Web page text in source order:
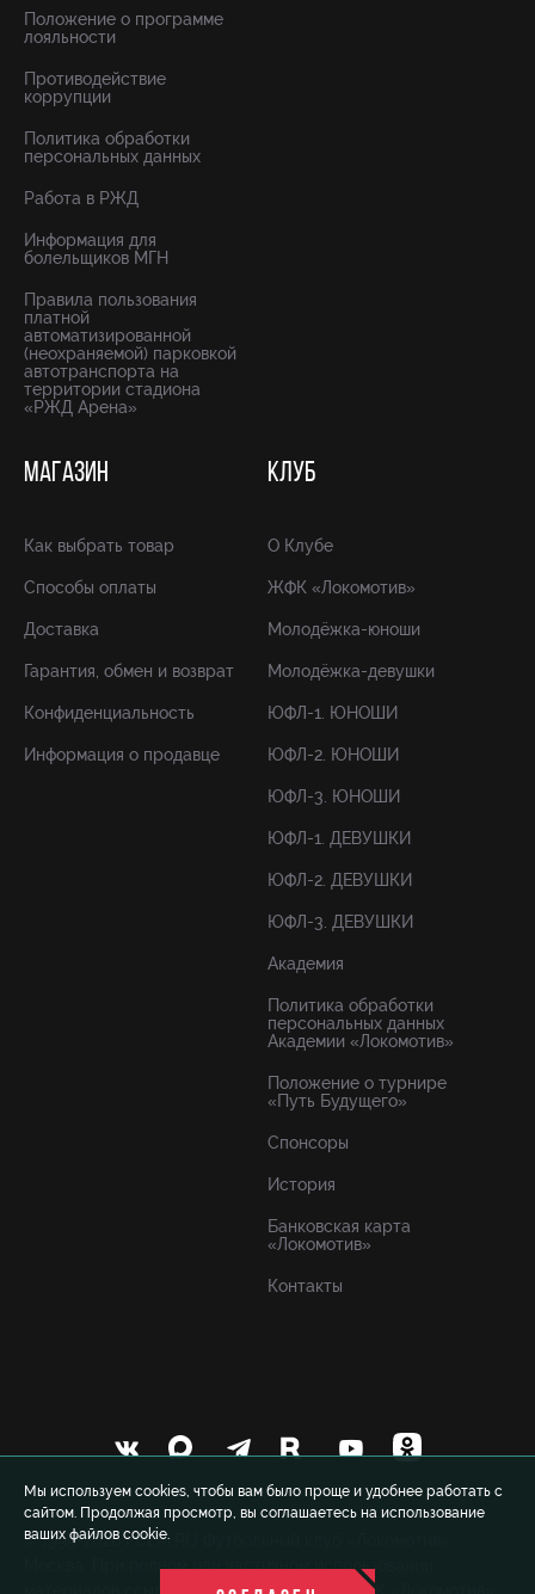
Мы используем cookies, чтобы вам было проще и удобнее работать с
сайтом. Продолжая просмотр, вы соглашаетесь на использование
ваших файлов cookie.
Положение о программе
лояльности
Противодействие
коррупции
Политика обработки
персональных данных
Работа в РЖД
Информация для
болельщиков МГН
Правила пользования
платной
автоматизированной
(неохраняемой) парковкой
автотранспорта на
территории стадиона
«РЖД Арена»
МАГАЗИН
Как выбрать товар
Способы оплаты
Доставка
Гарантия, обмен и возврат
Конфиденциальность
Информация о продавце
КЛУБ
О Клубе
ЖФК «Локомотив»
Молодёжка-юноши
Молодёжка-девушки
ЮФЛ-1. ЮНОШИ
ЮФЛ-2. ЮНОШИ
ЮФЛ-3. ЮНОШИ
ЮФЛ-1. ДЕВУШКИ
ЮФЛ-2. ДЕВУШКИ
ЮФЛ-3. ДЕВУШКИ
Академия
Политика обработки
персональных данных
Академии «Локомотив»
Положение о турнире
«Путь Будущего»
Спонсоры
История
Банковская карта
«Локомотив»
Контакты
© 1999-2026 FCLM.RU Футбольный клуб «Локомотив»
Москва. При полном или частичном использовании